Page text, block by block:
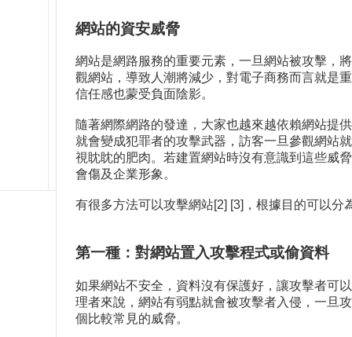
網站的資安威脅
網站是網路服務的重要元素，一旦網站被攻擊，
觀網站，導致人潮將減少，對電子商務而言就是
信任感也蒙受負面陰影。
隨著網際網路的發達，大家也越來越依賴網站提
就會變成犯罪者的攻擊武器，訪客一旦參觀網站
視眈眈的肥肉。若建置網站時沒有意識到這些威
會傷及企業形象。
有很多方法可以攻擊網站[2] [3]，根據目的可以
第一種：對網站置入攻擊程式或偷資料
如果網站不安全，資料沒有保護好，讓攻擊者可
理者來說，網站有弱點就會被攻擊者入侵，一旦
個比較常見的威脅。